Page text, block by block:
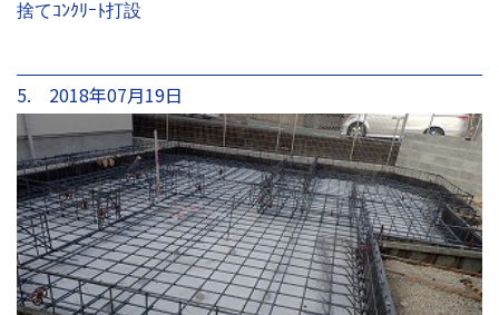
捨てｺﾝｸﾘｰﾄ打設
5. 2018年07月19日